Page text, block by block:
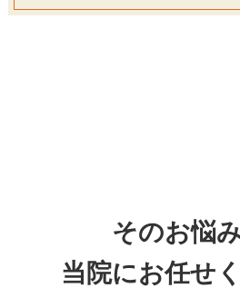
そのお悩
当院にお任せ